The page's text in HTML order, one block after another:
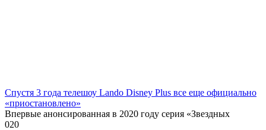
Спустя 3 года телешоу Lando Disney Plus все еще официально
«приостановлено»
Впервые анонсированная в 2020 году серия «Звездных
020